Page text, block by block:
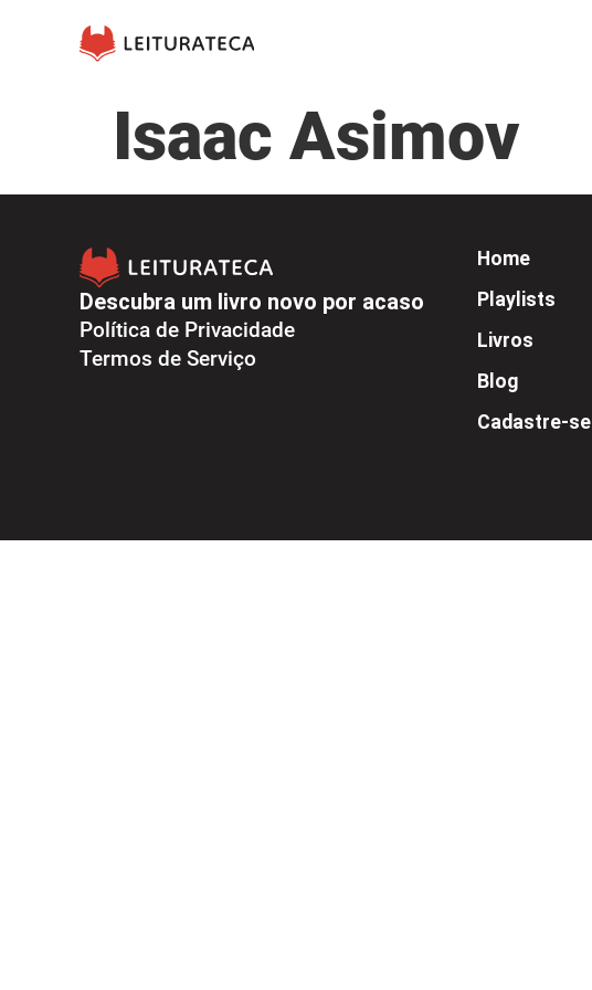
Isaac Asimov
Descubra um livro novo por acaso
Política de Privacidade
Termos de Serviço
Home
Playlists
Livros
Blog
Cadastre-se